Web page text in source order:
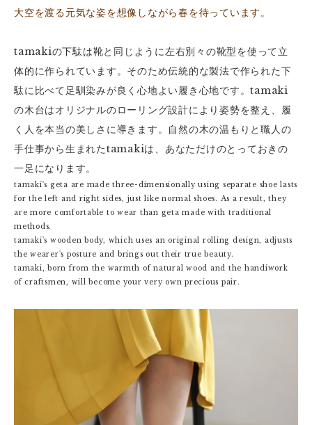
大空を渡る元気な姿を想像しながら春を待っています。
tamakiの下駄は靴と同じように左右別々の靴型を使って立
体的に作られています。そのため伝統的な製法で作られた下
駄に比べて足馴染みが良く心地よい履き心地です。tamaki
の木台はオリジナルのローリング設計により姿勢を整え、履
く人を本当の美しさに導きます。自然の木の温もりと職人の
手仕事から生まれたtamakiは、あなただけのとっておきの
一足になります。
tamaki's geta are made three-dimensionally using separate shoe lasts
for the left and right sides, just like normal shoes. As a result, they
are more comfortable to wear than geta made with traditional
methods.
tamaki's wooden body, which uses an original rolling design, adjusts
the wearer's posture and brings out their true beauty.
tamaki, born from the warmth of natural wood and the handiwork
of craftsmen, will become your very own precious pair.